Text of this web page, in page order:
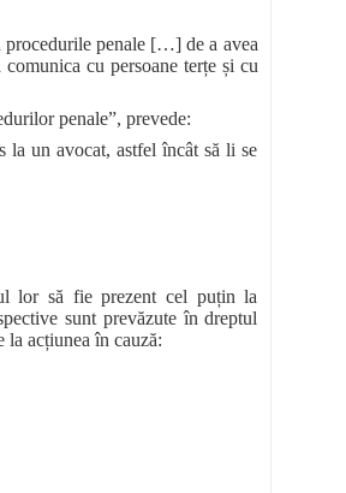
procedurile penale […] de a avea
cu persoane terțe și cu
penale”, prevede:
la un avocat, astfel încât să li se
lor să fie prezent cel puțin la
sunt prevăzute în dreptul
la acțiunea în cauză: